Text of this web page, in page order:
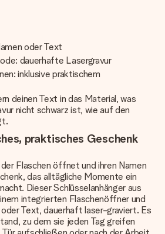
oder Text
dauerhafte Lasergravur
inklusive praktischem
deinen Text in das Material, was
nicht schwarz ist, wie auf den
praktisches Geschenk
der Flaschen öffnet und ihren Namen
das alltägliche Momente ein
Dieser Schlüsselanhänger aus
integrierten Flaschenöffner und
Text, dauerhaft laser-graviert. Es
zu dem sie jeden Tag greifen